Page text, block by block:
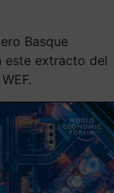
Basque
este extracto del